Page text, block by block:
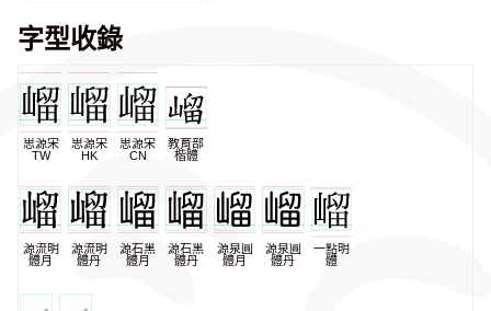
字型收錄
思源宋
TW
思源宋
HK
思源宋
CN
教育部
楷體
源流明
體月
源流明
體丹
源石黑
體月
源石黑
體丹
源泉圓
體月
源泉圓
體丹
一點明
體